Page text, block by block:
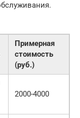
Примерная
стоимость
(руб.)
2000-4000